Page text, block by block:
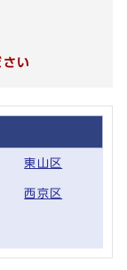
い
東山区
西京区